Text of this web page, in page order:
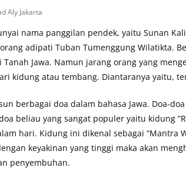
Aly Jakarta
nama panggilan pendek, yaitu Sunan
adipati Tuban Tumenggung Wilatikta.
Jawa. Namun jarang orang yang
kidung atau tembang. Diantaranya yaitu,
berbagai doa dalam bahasa Jawa. Doa-
beliau yang sangat populer yaitu kidung
hari. Kidung ini dikenal sebagai “Mantra
keyakinan yang tinggi maka akan
penyembuhan.